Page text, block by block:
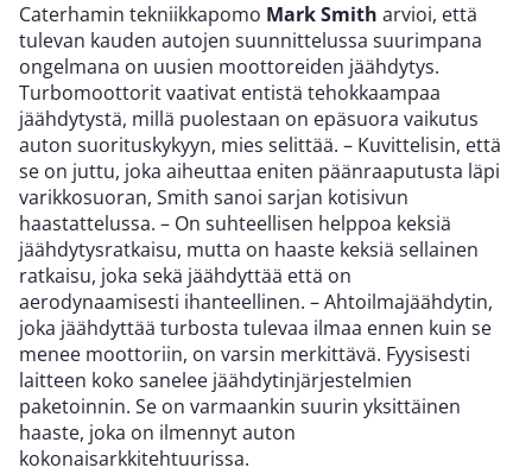
Caterhamin tekniikkapomo Mark Smith arvioi, että
tulevan kauden autojen suunnittelussa suurimpana
ongelmana on uusien moottoreiden jäähdytys.
Turbomoottorit vaativat entistä tehokkaampaa
jäähdytystä, millä puolestaan on epäsuora vaikutus
auton suorituskykyyn, mies selittää. – Kuvittelisin, että
se on juttu, joka aiheuttaa eniten päänraaputusta läpi
varikkosuoran, Smith sanoi sarjan kotisivun
haastattelussa. – On suhteellisen helppoa keksiä
jäähdytysratkaisu, mutta on haaste keksiä sellainen
ratkaisu, joka sekä jäähdyttää että on
aerodynaamisesti ihanteellinen. – Ahtoilmajäähdytin,
joka jäähdyttää turbosta tulevaa ilmaa ennen kuin se
menee moottoriin, on varsin merkittävä. Fyysisesti
laitteen koko sanelee jäähdytinjärjestelmien
paketoinnin. Se on varmaankin suurin yksittäinen
haaste, joka on ilmennyt auton
kokonaisarkkitehtuurissa.